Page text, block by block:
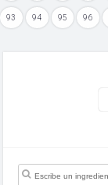
93 94 95 96